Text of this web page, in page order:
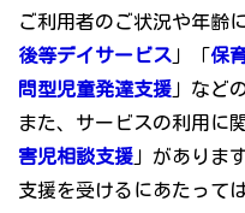
ご利用者のご状況や年齢
後等デイサービス 」「保
問型児童発達支援 」など
また、サービスの利用に
害児相談支援 」があります
支援を受けるにあたって